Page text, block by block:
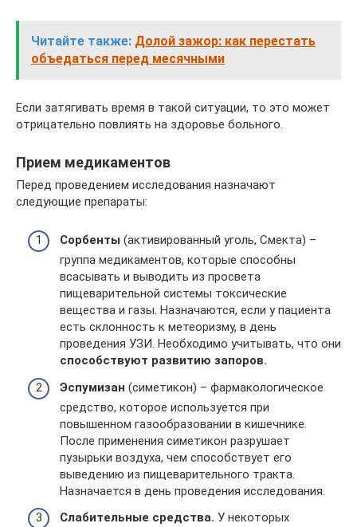
Читайте также: Долой зажор: как перестать
объедаться перед месячными
Если затягивать время в такой ситуации, то это может
отрицательно повлиять на здоровье больного.
Прием медикаментов
Перед проведением исследования назначают
следующие препараты:
Сорбенты (активированный уголь, Смекта) –
группа медикаментов, которые способны
всасывать и выводить из просвета
пищеварительной системы токсические
вещества и газы. Назначаются, если у пациента
есть склонность к метеоризму, в день
проведения УЗИ. Необходимо учитывать, что они
способствуют развитию запоров.
Эспумизан (симетикон) – фармакологическое
средство, которое используется при
повышенном газообразовании в кишечнике.
После применения симетикон разрушает
пузырьки воздуха, чем способствует его
выведению из пищеварительного тракта.
Назначается в день проведения исследования.
Слабительные средства. У некоторых